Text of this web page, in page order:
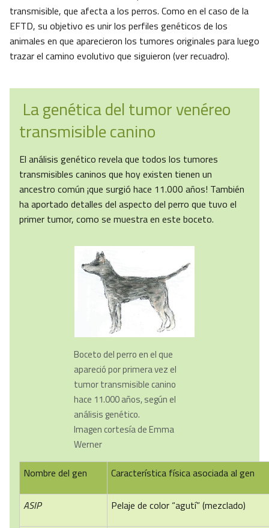
transmisible, que afecta a los perros. Como en el caso de la
EFTD, su objetivo es unir los perfiles genéticos de los
animales en que aparecieron los tumores originales para luego
trazar el camino evolutivo que siguieron (ver recuadro).
La genética del tumor venéreo
transmisible canino
El análisis genético revela que todos los tumores
transmisibles caninos que hoy existen tienen un
ancestro común ¡que surgió hace 11.000 años! También
ha aportado detalles del aspecto del perro que tuvo el
primer tumor, como se muestra en este boceto.
Boceto del perro en el que
apareció por primera vez el
tumor transmisible canino
hace 11.000 años, según el
análisis genético.
Imagen cortesía de Emma
Werner
Nombre del gen Característica física asociada al gen
ASIP Pelaje de color “agutí” (mezclado)